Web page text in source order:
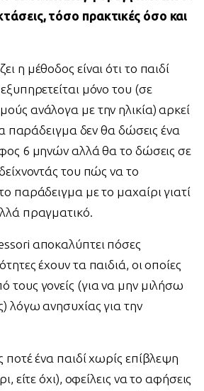
τόσο πρακτικές όσο και
η μέθοδος είναι ότι το παιδί
μόνο του (σε
ανάλογα με την ηλικία) αρκεί
παράδειγμα δεν θα δώσεις ένα
6 μηνών αλλά θα το δώσεις σε
του πώς να το
παράδειγμα με το μαχαίρι γιατί
πραγματικό.
αποκαλύπτει πόσες
έχουν τα παιδιά, οι οποίες
τους γονείς (για να μην μιλήσω
λόγω ανησυχίας για την
ποτέ ένα παιδί χωρίς επίβλεψη
είτε όχι), οφείλεις να το αφήσεις